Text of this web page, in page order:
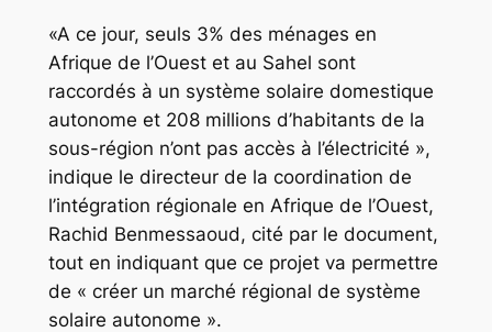
«A ce jour, seuls 3% des ménages en
Afrique de l’Ouest et au Sahel sont
raccordés à un système solaire domestique
autonome et 208 millions d’habitants de la
sous-région n’ont pas accès à l’électricité »,
indique le directeur de la coordination de
l’intégration régionale en Afrique de l’Ouest,
Rachid Benmessaoud, cité par le document,
tout en indiquant que ce projet va permettre
de « créer un marché régional de système
solaire autonome ».